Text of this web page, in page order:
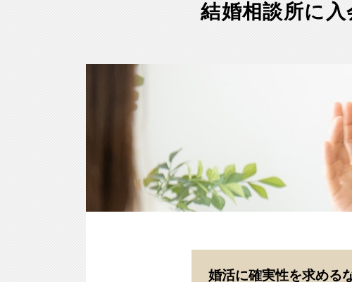
結婚相談所に
婚活に確実性を求める